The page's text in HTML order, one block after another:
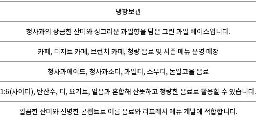
냉장보관
청사과의 상큼한 산미와 싱그러운 과일향을 담은 그린 과일 베이스입니다.
카페, 디저트 카페, 브런치 카페, 청량 음료 및 시즌 메뉴 운영 매장
청사과에이드, 청사과소다, 과일티, 스무디, 논알코올 음료
1:6(사이다), 탄산수, 티, 요거트, 얼음과 혼합해 산뜻하고 청량한 음료로 활용할 수 있습니다.
깔끔한 산미와 선명한 콘셉트로 여름 음료와 리프레시 메뉴 개발에 적합합니다.